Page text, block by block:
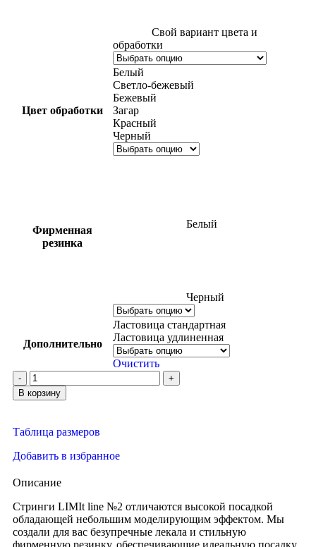
Свой вариант цвета и
обработки
Цвет обработки
Белый
Светло-бежевый
Бежевый
Загар
Красный
Черный
Фирменная
резинка
Белый
Черный
Дополнительно
Ластовица стандартная
Ластовица удлиненная
Очистить
В корзину
Таблица размеров
Добавить в избранное
Описание
Стринги LIMIt line №2 отличаются высокой посадкой
обладающей небольшим моделирующим эффектом. Мы
создали для вас безупречные лекала и стильную
фирменную резинку, обеспечивающие идеальную посадку